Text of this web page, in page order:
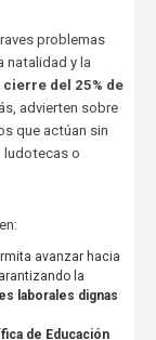
problemas
natalidad y la
cierre del 25% de
advierten sobre
que actúan sin
ludotecas o
avanzar hacia
la
laborales dignas
de Educación